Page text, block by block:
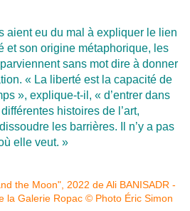
aient eu du mal à expliquer le lien
et son origine métaphorique, les
parviennent sans mot dire à donner
« La liberté est la capacité de
», explique-t-il, « d’entrer dans
histoires de l’art,
les barrières. Il n’y a pas
elle veut. »